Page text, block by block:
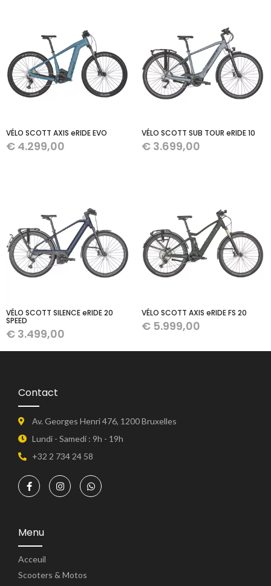
VÉLO SCOTT AXIS eRIDE EVO
€ 4.299,00
VÉLO SCOTT SUB TOUR eRIDE 10
€ 3.699,00
VÉLO SCOTT SILENCE eRIDE 20
SPEED
€ 3.499,00
VÉLO SCOTT AXIS eRIDE FS 20
€ 5.999,00
Contact
Av. Georges Henri 476, 1200 Bruxelles
Lundi - Samedi : 9h - 19h
+32 2 734 24 58
Menu
Acceuil
Scooters & Motos